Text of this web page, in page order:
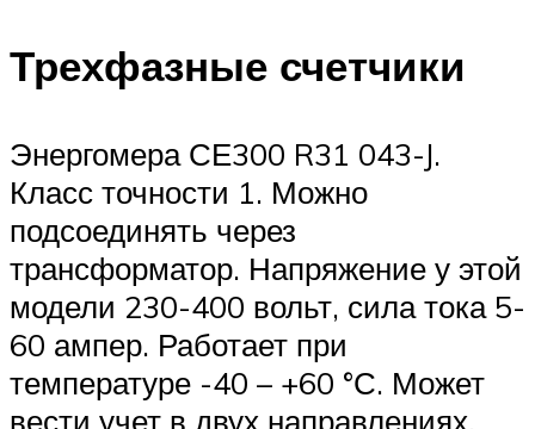
Трехфазные счетчики
Энергомера СЕ300 R31 043-J.
Класс точности 1. Можно
подсоединять через
трансформатор. Напряжение у этой
модели 230-400 вольт, сила тока 5-
60 ампер. Работает при
температуре -40 – +60 °С. Может
вести учет в двух направлениях,